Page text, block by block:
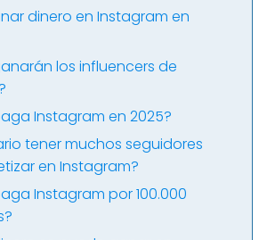
dinero en Instagram en
los influencers de
Instagram en 2025?
tener muchos seguidores
en Instagram?
Instagram por 100.000